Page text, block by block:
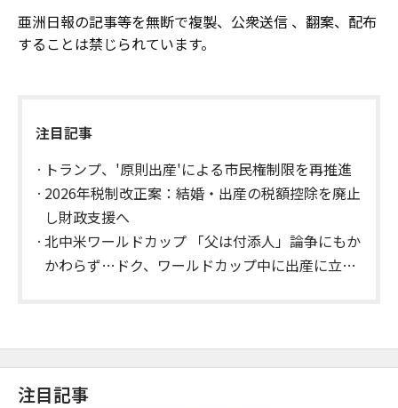
亜洲日報の記事等を無断で複製、公衆送信 、翻案、配布
することは禁じられています。
注目記事
トランプ、'原則出産'による市民権制限を再推進
2026年税制改正案：結婚・出産の税額控除を廃止
し財政支援へ
北中米ワールドカップ 「父は付添人」論争にもか
かわらず…ドク、ワールドカップ中に出産に立ち
注目記事